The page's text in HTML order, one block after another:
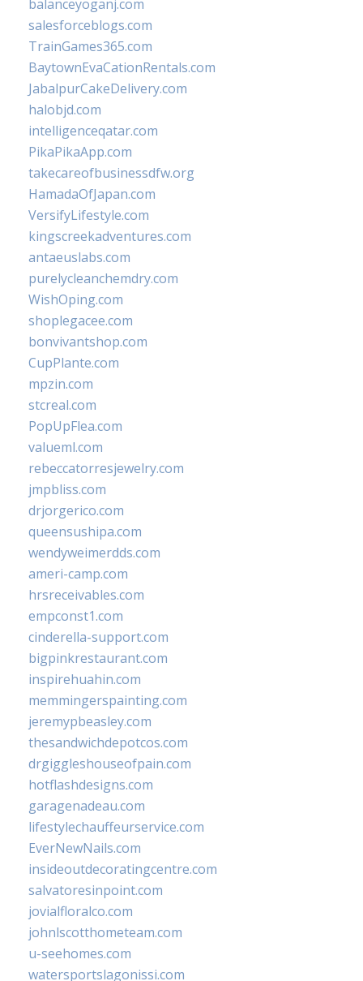
balanceyoganj.com
salesforceblogs.com
TrainGames365.com
BaytownEvaCationRentals.com
JabalpurCakeDelivery.com
halobjd.com
intelligenceqatar.com
PikaPikaApp.com
takecareofbusinessdfw.org
HamadaOfJapan.com
VersifyLifestyle.com
kingscreekadventures.com
antaeuslabs.com
purelycleanchemdry.com
WishOping.com
shoplegacee.com
bonvivantshop.com
CupPlante.com
mpzin.com
stcreal.com
PopUpFlea.com
valueml.com
rebeccatorresjewelry.com
jmpbliss.com
drjorgerico.com
queensushipa.com
wendyweimerdds.com
ameri-camp.com
hrsreceivables.com
empconst1.com
cinderella-support.com
bigpinkrestaurant.com
inspirehuahin.com
memmingerspainting.com
jeremypbeasley.com
thesandwichdepotcos.com
drgiggleshouseofpain.com
hotflashdesigns.com
garagenadeau.com
lifestylechauffeurservice.com
EverNewNails.com
insideoutdecoratingcentre.com
salvatoresinpoint.com
jovialfloralco.com
johnlscotthometeam.com
u-seehomes.com
watersportslagonissi.com